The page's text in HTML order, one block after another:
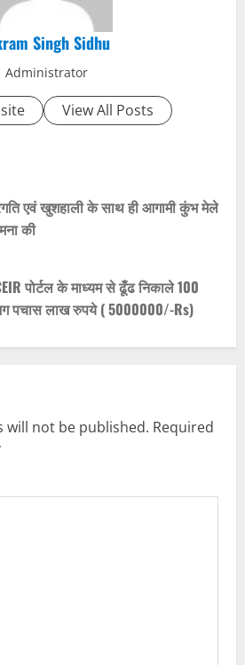
Singh Sidhu
Administrator
View All Posts
एवं खुशहाली के साथ ही आगामी कुंभ मेले
की
पोर्टल के माध्यम से ढूँढ निकाले 100
पचास लाख रुपये ( 5000000/-Rs)
will not be published. Required